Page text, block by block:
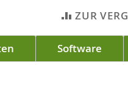
ZUR
Software